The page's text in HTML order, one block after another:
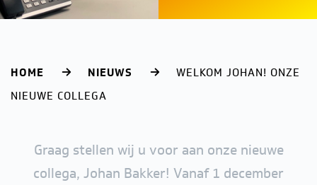
HOME NIEUWS
WELKOM JOHAN! ONZE
NIEUWE COLLEGA
Graag stellen wij u voor aan onze nieuwe
collega, Johan Bakker! Vanaf 1 december